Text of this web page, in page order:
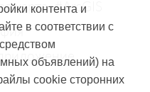
карта #ArcGIS
контента и
в соответствии с
объявлений) на
cookie сторонних